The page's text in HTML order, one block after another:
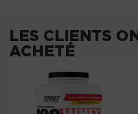
LES CLIENTS
ACHETÉ